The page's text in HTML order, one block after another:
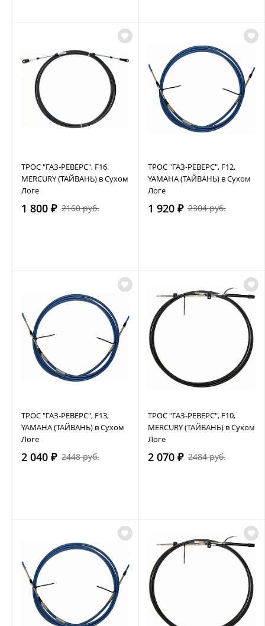
ТРОС "ГАЗ-РЕВЕРС", F16,
MERCURY (ТАЙВАНЬ) в Сухом
Логе
1 800 ₽ 2160 руб.
ТРОС "ГАЗ-РЕВЕРС", F12,
YAMAHA (ТАЙВАНЬ) в Сухом
Логе
1 920 ₽ 2304 руб.
ТРОС "ГАЗ-РЕВЕРС", F13,
YAMAHA (ТАЙВАНЬ) в Сухом
Логе
2 040 ₽ 2448 руб.
ТРОС "ГАЗ-РЕВЕРС", F10,
MERCURY (ТАЙВАНЬ) в Сухом
Логе
2 070 ₽ 2484 руб.